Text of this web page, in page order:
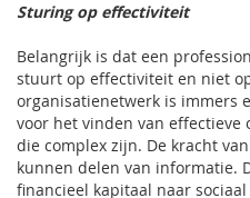
Sturing op effectiviteit
Belangrijk is dat een
stuurt op effectiviteit en niet
organisatienetwerk is immers
voor het vinden van effectieve
die complex zijn. De kracht
kunnen delen van informatie.
financieel kapitaal naar